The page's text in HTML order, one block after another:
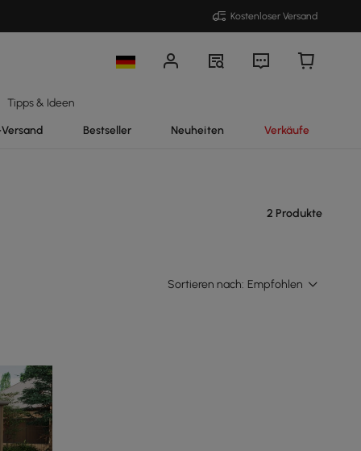
Kostenloser Versand
Tipps & Ideen
Bestseller Neuheiten Verkäufe
2 Produkte
Sortieren nach: Empfohlen